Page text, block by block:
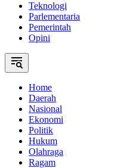
Teknologi
Parlementaria
Pemerintah
Opini
Home
Daerah
Nasional
Ekonomi
Politik
Hukum
Olahraga
Ragam